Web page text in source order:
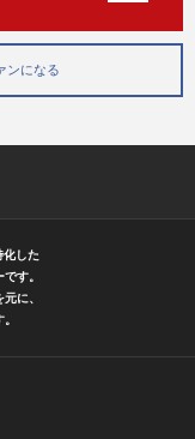
ンになる
化した
す。
に、